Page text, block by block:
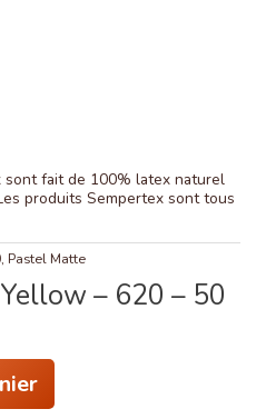
sont fait de 100% latex naturel
produits Sempertex sont tous
, Pastel Matte
– 620 – 50